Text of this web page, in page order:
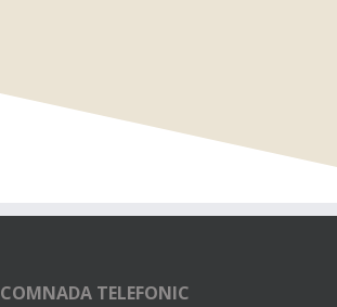
COMNADA TELEFONIC